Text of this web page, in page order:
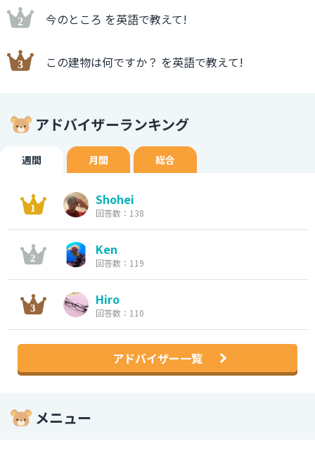
今のところ を英語で教えて!
この建物は何ですか？ を英語で教えて!
アドバイザーランキング
週間 月間 総合
Shohei
回答数：138
Ken
回答数：119
Hiro
回答数：110
アドバイザー一覧
メニュー